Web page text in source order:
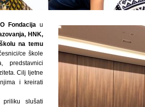
Fondacija u
HNK,
na temu
ce škole
predstavnici
Cilj ljetne
i kreirati
slušati